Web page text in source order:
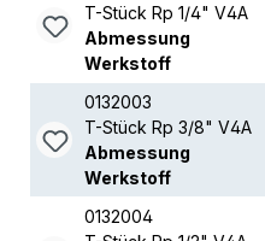
T-Stück Rp 1/4" V4A
Abmessung
Werkstoff
0132003
T-Stück Rp 3/8" V4A
Abmessung
Werkstoff
0132004